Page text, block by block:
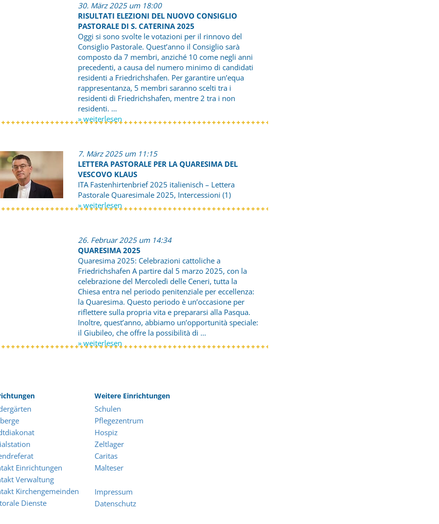
30. März 2025 um 18:00
RISULTATI ELEZIONI DEL NUOVO CONSIGLIO
PASTORALE DI S. CATERINA 2025
Oggi si sono svolte le votazioni per il rinnovo del
Consiglio Pastorale. Quest’anno il Consiglio sarà
composto da 7 membri, anziché 10 come negli anni
precedenti, a causa del numero minimo di candidati
residenti a Friedrichshafen. Per garantire un’equa
rappresentanza, 5 membri saranno scelti tra i
residenti di Friedrichshafen, mentre 2 tra i non
residenti. …
» weiterlesen
7. März 2025 um 11:15
LETTERA PASTORALE PER LA QUARESIMA DEL
VESCOVO KLAUS
ITA Fastenhirtenbrief 2025 italienisch – Lettera
Pastorale Quaresimale 2025, Intercessioni (1)
» weiterlesen
26. Februar 2025 um 14:34
QUARESIMA 2025
Quaresima 2025: Celebrazioni cattoliche a
Friedrichshafen A partire dal 5 marzo 2025, con la
celebrazione del Mercoledì delle Ceneri, tutta la
Chiesa entra nel periodo penitenziale per eccellenza:
la Quaresima. Questo periodo è un’occasione per
riflettere sulla propria vita e prepararsi alla Pasqua.
Inoltre, quest’anno, abbiamo un’opportunità speciale:
il Giubileo, che offre la possibilità di …
» weiterlesen
Einrichtungen
Verwaltung
Kirchengemeinden
Dienste
Weitere Einrichtungen
Schulen
Pflegezentrum
Hospiz
Zeltlager
Caritas
Malteser
Impressum
Datenschutz